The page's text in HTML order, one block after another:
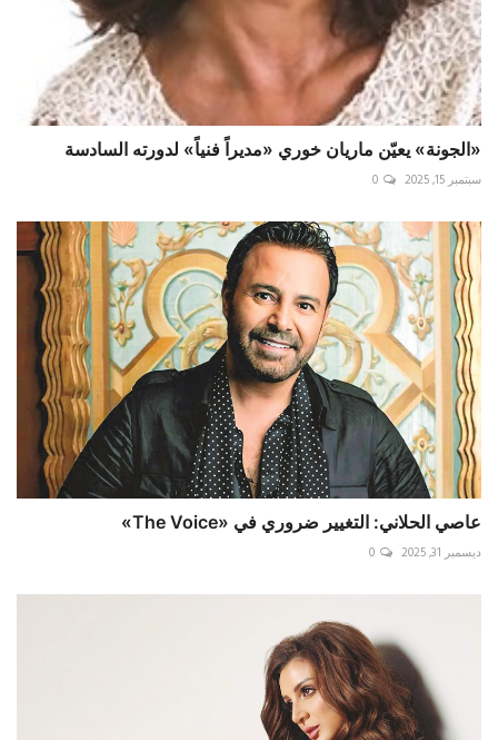
«الجونة» يعيّن ماريان خوري «مديراً فنياً» لدورته السادسة
سبتمبر 15, 2025 0
عاصي الحلاني: التغيير ضروري في «The Voice»
ديسمبر 31, 2025 0